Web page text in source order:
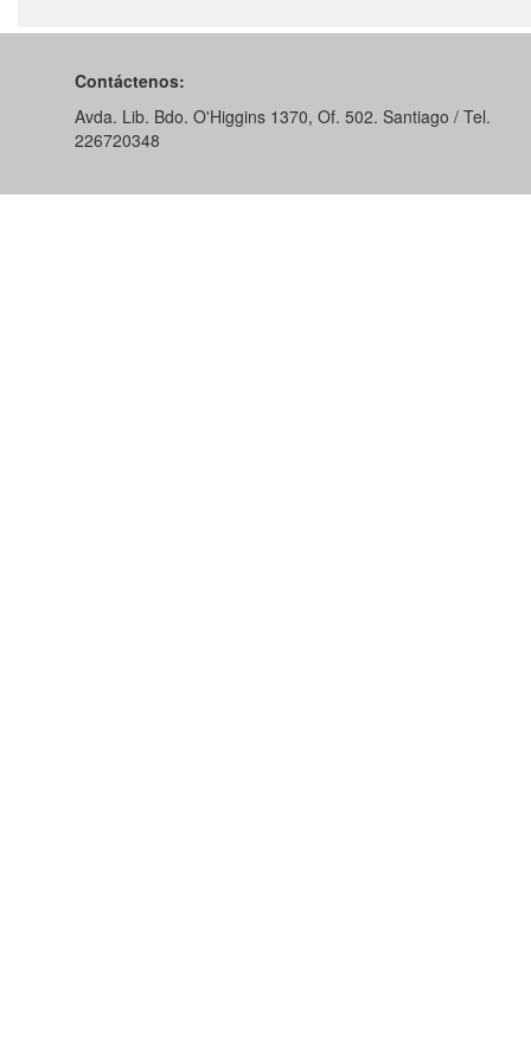
Contáctenos:
Avda. Lib. Bdo. O'Higgins 1370, Of. 502. Santiago / Tel.
226720348